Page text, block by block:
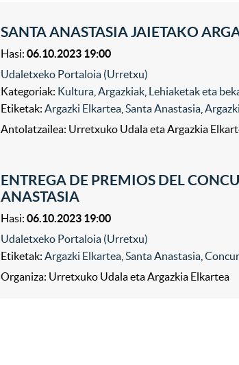
SANTA ANASTASIA JAIETAKO
Hasi:06.10.2023 19:00
Udaletxeko Portaloia (Urretxu)
Kategoriak: Kultura ,Argazkiak Lehiaketak eta
Etiketak:Argazki Elkartea ,Santa Anastasia ,
Antolatzailea: Urretxuko Udala eta Argazkia
ENTREGA DE PREMIOS DEL
ANASTASIA
Hasi:06.10.2023 19:00
Udaletxeko Portaloia (Urretxu)
Etiketak:Argazki Elkartea ,Santa Anastasia ,
Organiza: Urretxuko Udala eta Argazkia Elkartea